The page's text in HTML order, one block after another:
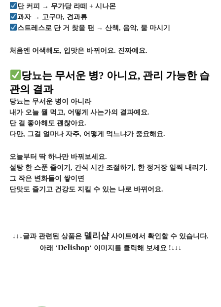
단 커피 → 무가당 라떼 + 시나몬
과자 → 고구마, 견과류
스트레스로 단 거 찾을 땐 → 산책, 음악, 물 마시기
처음엔 어색해도, 입맛은 바뀌어요. 진짜예요.
당뇨는 무서운 병? 아니요, 관리 가능한 습
관의 결과
당뇨는 무서운 병이 아니라
내가 오늘 뭘 먹고, 어떻게 사는가의 결과예요.
단 걸 좋아해도 괜찮아요.
다만, 그걸 얼마나 자주, 어떻게 먹느냐가 중요해요.
오늘부터 딱 하나만 바꿔보세요.
설탕 한 스푼 줄이기, 간식 시간 조절하기, 한 정거장 일찍 내리기.
그 작은 변화들이 쌓이면
단맛도 즐기고 건강도 지킬 수 있는 나로 바뀌어요.
↓↓↓글과 관련된 상품은 델리샵사이트에서 확인할 수 있습니다.
아래 ‘Delishop‘ 이미지를 클릭해 보세요 !↓↓↓